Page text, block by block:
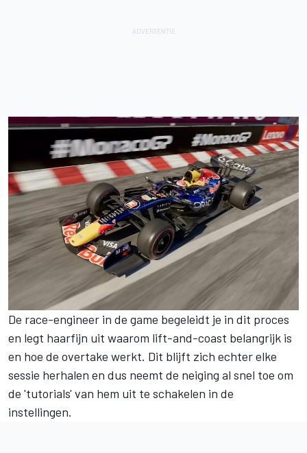
De race-engineer in de game begeleidt je in dit proces
en legt haarfijn uit waarom lift-and-coast belangrijk is
en hoe de overtake werkt. Dit blijft zich echter elke
sessie herhalen en dus neemt de neiging al snel toe om
de 'tutorials' van hem uit te schakelen in de
instellingen.